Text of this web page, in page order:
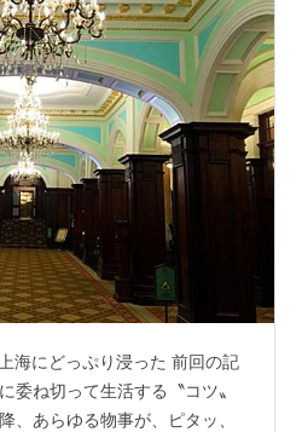
海にどっぷり浸った 前回の記
委ね切って生活する〝コツ〟
、あらゆる物事が、ピタッ、